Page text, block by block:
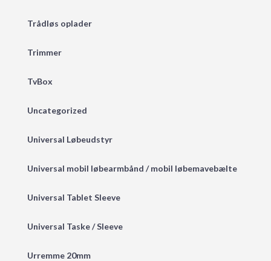
Trådløs oplader
Trimmer
TvBox
Uncategorized
Universal Løbeudstyr
Universal mobil løbearmbånd / mobil løbemavebælte
Universal Tablet Sleeve
Universal Taske / Sleeve
Urremme 20mm